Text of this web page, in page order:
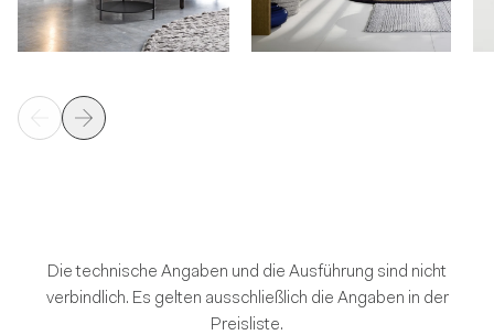
Die technische Angaben und die Ausführung sind nicht
verbindlich. Es gelten ausschließlich die Angaben in der
Preisliste.